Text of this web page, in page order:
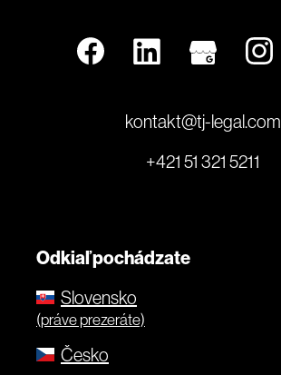
kontakt@tj-legal.com
+421 51 321 5211
Odkiaľ pochádzate
Slovensko
(práve prezeráte)
Česko